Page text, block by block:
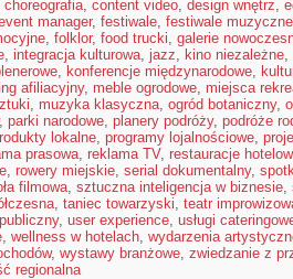
choreografia, content video, design wnętrz,
manager, festiwale, festiwale muzyczne
, folklor, food trucki, galerie
, integracja kulturowa, jazz, kino niezależne,
, konferencje międzynarodowe,
afiliacyjny, meble ogrodowe, miejsca
, muzyka klasyczna, ogród botaniczny,
, parki narodowe, planery podróży, podróże
lokalne, programy lojalnościowe,
prasowa, reklama TV, restauracje
, rowery miejskie, serial dokumentalny,
filmowa, sztuczna inteligencja w biznesie,
, taniec towarzyski, teatr
, user experience, usługi
, wellness w hotelach, wydarzenia
, wystawy branżowe, zwiedzanie z
regionalna